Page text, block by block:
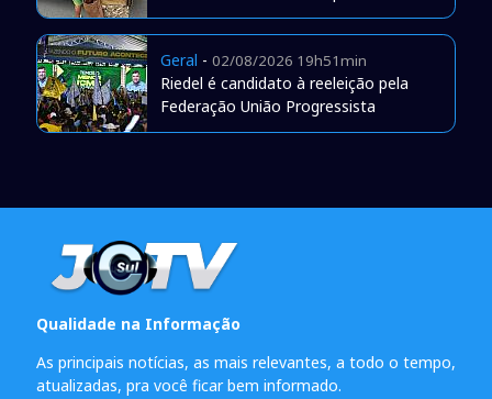
Geral - 02/08/2026 19h51min
Riedel é candidato à reeleição pela
Federação União Progressista
Qualidade na Informação
As principais notícias, as mais relevantes, a todo o tempo,
atualizadas, pra você ficar bem informado.